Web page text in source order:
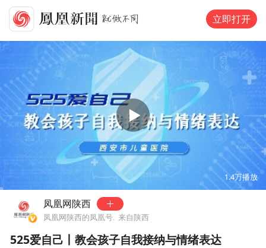
立即打开
00:00 05:13
1.4万播放
凤凰网陕西
凤凰网陕西的凤凰号. 来自陕西
525爱自己丨教会孩子自我接纳与情绪表达